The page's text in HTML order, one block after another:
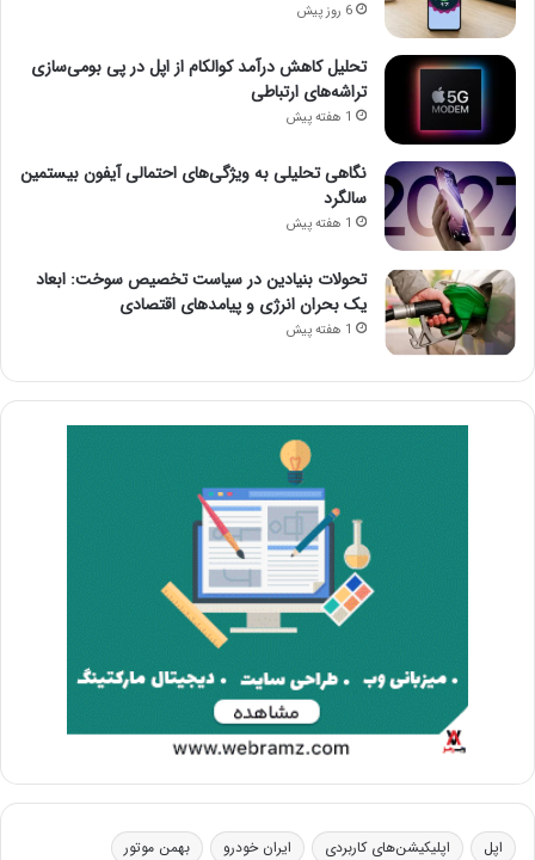
6 روز پیش
تحلیل کاهش درآمد کوالکام از اپل در پی بومی‌سازی
تراشه‌های ارتباطی
1 هفته پیش
نگاهی تحلیلی به ویژگی‌های احتمالی آیفون بیستمین
سالگرد
1 هفته پیش
تحولات بنیادین در سیاست تخصیص سوخت: ابعاد
یک بحران انرژی و پیامدهای اقتصادی
1 هفته پیش
اپل اپلیکیشن‌های کاربردی ایران خودرو
بهمن موتور